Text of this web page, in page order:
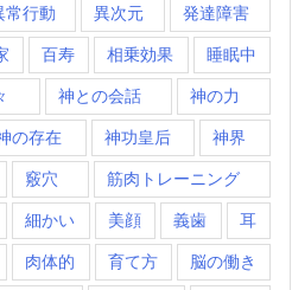
常行動 異次元 発達障害
百寿 相乗効果 睡眠中
神との会話 神の力
の存在 神功皇后 神界
竅穴 筋肉トレーニング
細かい 美顔 義歯 耳
肉体的 育て方 脳の働き